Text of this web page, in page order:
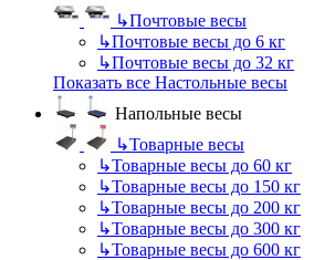
↳Почтовые весы
↳Почтовые весы до 6 кг
↳Почтовые весы до 32 кг
Показать все Настольные весы
Напольные весы
↳Товарные весы
↳Товарные весы до 60 кг
↳Товарные весы до 150 кг
↳Товарные весы до 200 кг
↳Товарные весы до 300 кг
↳Товарные весы до 600 кг